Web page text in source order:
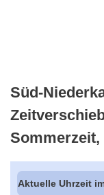
Süd-
Aktuelle Uhrzeit